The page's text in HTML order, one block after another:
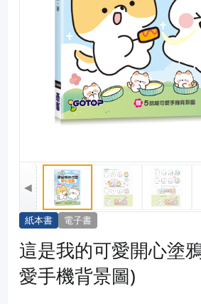
◀
紙本書 電子書
這是我的可愛開心塗
愛手機背景圖)